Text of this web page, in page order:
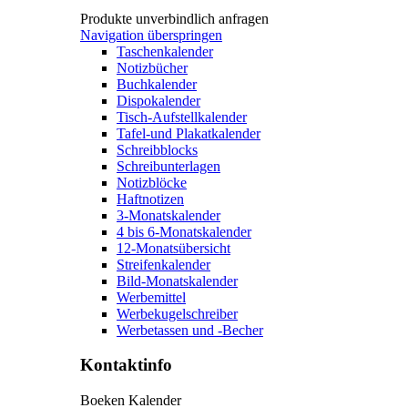
Produkte unverbindlich anfragen
Navigation überspringen
Taschenkalender
Notizbücher
Buchkalender
Dispokalender
Tisch-Aufstellkalender
Tafel-und Plakatkalender
Schreibblocks
Schreibunterlagen
Notizblöcke
Haftnotizen
3-Monatskalender
4 bis 6-Monatskalender
12-Monatsübersicht
Streifenkalender
Bild-Monatskalender
Werbemittel
Werbekugelschreiber
Werbetassen und -Becher
Kontaktinfo
Boeken Kalender